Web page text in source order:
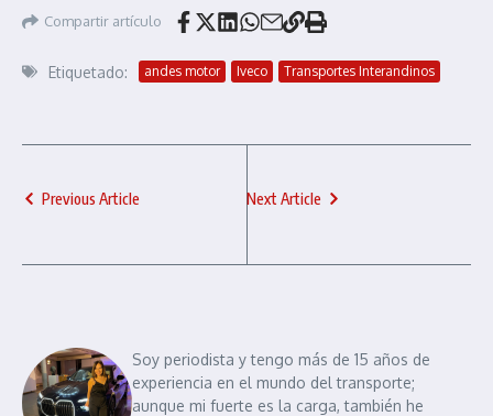
Compartir artículo
Etiquetado: andes motor Iveco Transportes Interandinos
Previous Article Next Article
Soy periodista y tengo más de 15 años de
experiencia en el mundo del transporte;
aunque mi fuerte es la carga, también he